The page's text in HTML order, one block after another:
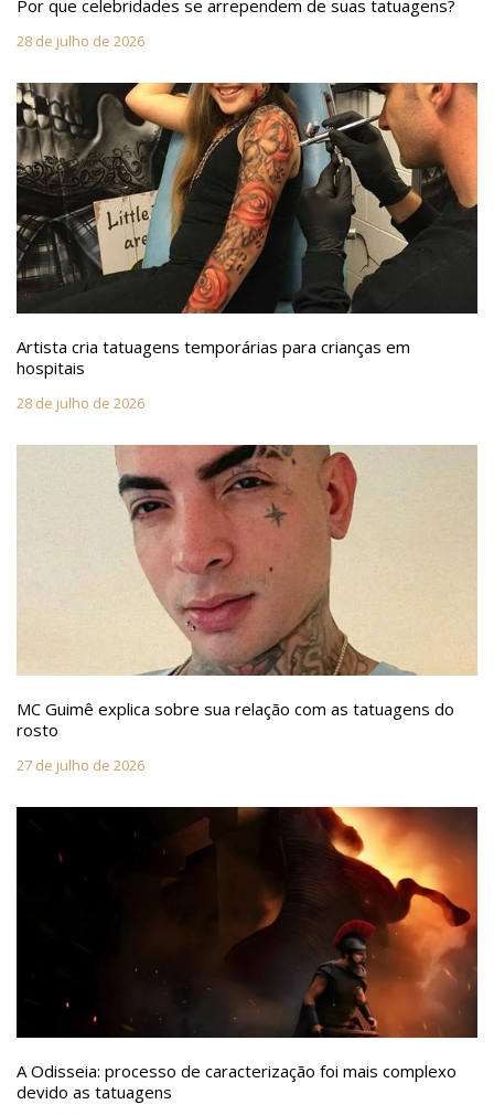
Por que celebridades se arrependem de suas tatuagens?
28 de julho de 2026
Artista cria tatuagens temporárias para crianças em
hospitais
28 de julho de 2026
MC Guimê explica sobre sua relação com as tatuagens do
rosto
27 de julho de 2026
A Odisseia: processo de caracterização foi mais complexo
devido as tatuagens